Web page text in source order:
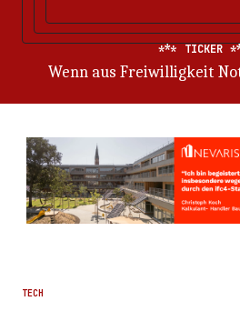
TICKER
Wenn aus Freiwilligkeit
TECH